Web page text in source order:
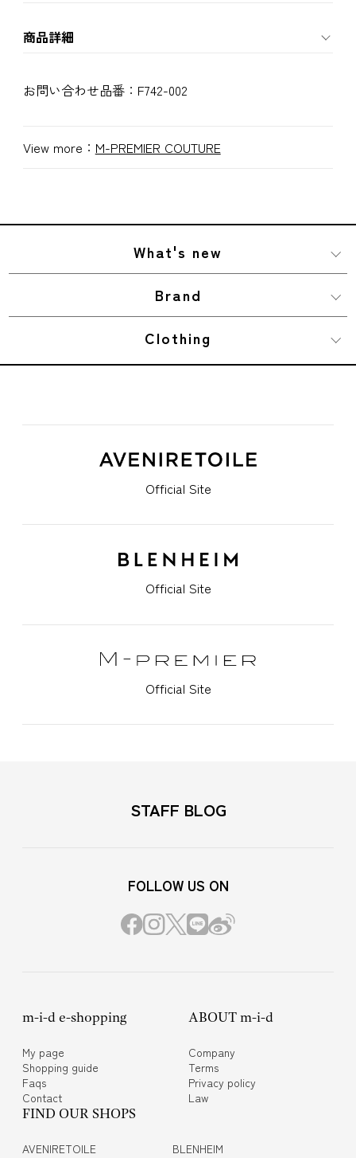
商品詳細
お問い合わせ品番： F742-002
View more： M-PREMIER COUTURE
What's new
Brand
Clothing
Official Site
Official Site
Official Site
STAFF BLOG
FOLLOW US ON
m-i-d e-shopping
My page
Shopping guide
Faqs
Contact
ABOUT m-i-d
Company
Terms
Privacy policy
Law
FIND OUR SHOPS
AVENIRETOILE
BLENHEIM